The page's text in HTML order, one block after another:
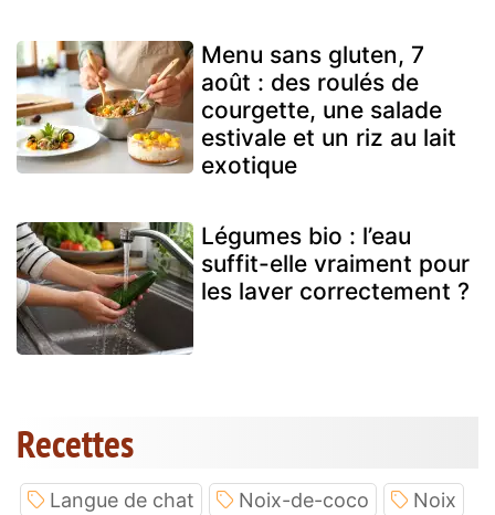
Menu sans gluten, 7
août : des roulés de
courgette, une salade
estivale et un riz au lait
exotique
Légumes bio : l’eau
suffit-elle vraiment pour
les laver correctement ?
Recettes
Langue de chat Noix-de-coco
Noix